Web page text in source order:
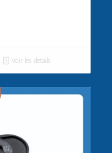
Voir les détails